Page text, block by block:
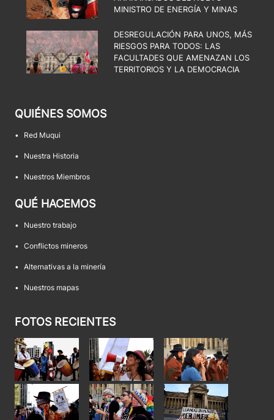
MINISTRO DE ENERGÍA Y MINAS
DESREGULACIÓN PARA UNOS, MÁS
RIESGOS PARA TODOS: LAS
FACULTADES QUE AMENAZAN LOS
TERRITORIOS Y LA DEMOCRACIA
QUIÉNES SOMOS
• Red Muqui
• Nuestra Historia
• Nuestros Miembros
QUÉ HACEMOS
• Nuestro trabajo
• Conflictos mineros
• Alternativas a la minería
• Nuestros mapas
FOTOS RECIENTES